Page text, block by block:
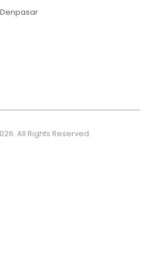
All Rights Reserved.